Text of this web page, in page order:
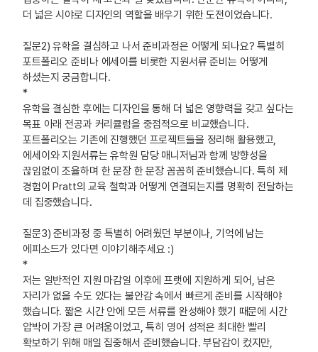
더 넓은 시야로 디자인의 역할을 배우기 위한 도전이었습니다.
질문2) 유학을 결심하고 나서 준비과정은 어떻게 되나요? 특별히
포트폴리오 준비나 에세이를 비롯한 지원서류 준비는 어떻게
하셨는지 궁금합니다.
*
유학을 결심한 후에는 디자인을 통해 더 넓은 영향력을 갖고 싶다는
목표 아래 전공과 커리큘럼을 중점적으로 비교했습니다.
포트폴리오는 기존에 진행했던 프로젝트들을 정리해 활용했고,
에세이와 지원서류는 유학원 담당 매니저님과 함께 방향성을
끊임없이 조율하며 한 문장 한 문장 꼼꼼히 준비했습니다. 특히 제
경험이 Pratt의 교육 철학과 어떻게 연결되는지를 명확히 전달하는
데 집중했습니다.
질문3) 준비과정 중 특별히 어려웠던 부분이나, 기억에 남는
에피소드가 있다면 이야기해주세요 :)
*
저는 일반적인 지원 마감일 이후에 프랫에 지원하게 되어, 남은
자리가 없을 수도 있다는 불안감 속에서 빠르게 준비를 시작해야
했습니다. 짧은 시간 안에 모든 서류를 완성해야 했기 때문에 시간
압박이 가장 큰 어려움이었고, 특히 영어 성적은 최대한 빨리
확보하기 위해 매일 집중해서 준비했습니다. 부담감이 컸지만,